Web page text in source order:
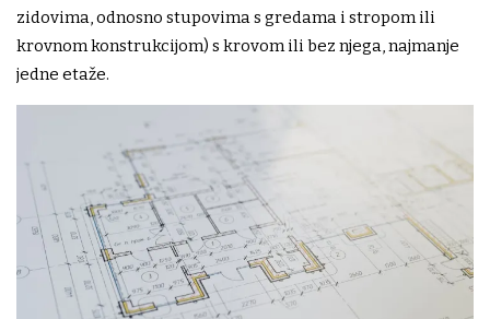
zidovima, odnosno stupovima s gredama i stropom ili
krovnom konstrukcijom) s krovom ili bez njega, najmanje
jedne etaže.